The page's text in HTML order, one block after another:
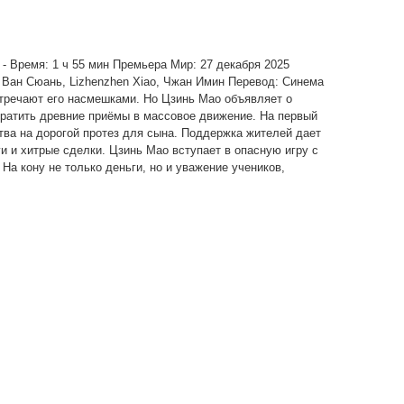
- Время: 1 ч 55 мин Премьера Мир: 27 декабря 2025
Сюань, Lizhenzhen Xiao, Чжан Имин Перевод: Синема
его насмешками. Но Цзинь Мао объявляет о
древние приёмы в массовое движение. На первый
на дорогой протез для сына. Поддержка жителей дает
и хитрые сделки. Цзинь Мао вступает в опасную игру с
кону не только деньги, но и уважение учеников,